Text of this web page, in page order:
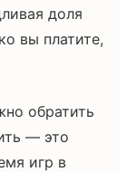
доля
вы платите,
обратить
— это
игр в